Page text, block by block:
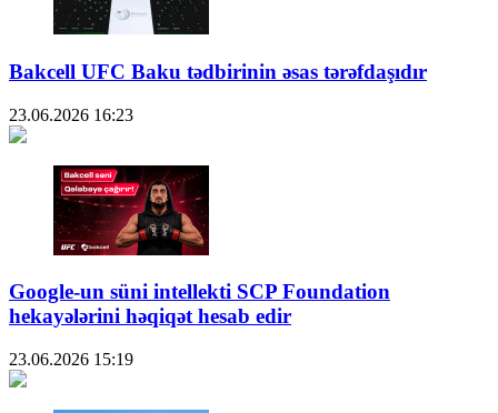
Bakcell UFC Baku tədbirinin əsas tərəfdaşıdır
23.06.2026 16:23
Google-un süni intellekti SCP Foundation
hekayələrini həqiqət hesab edir
23.06.2026 15:19